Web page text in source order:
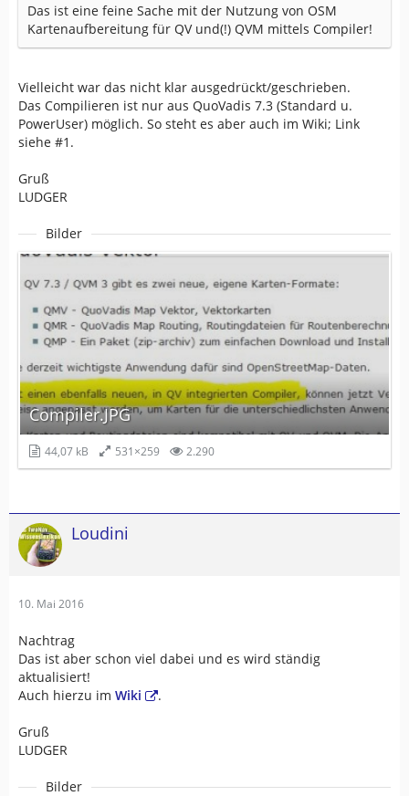
Das ist eine feine Sache mit der Nutzung von OSM
Kartenaufbereitung für QV und(!) QVM mittels Compiler!
Vielleicht war das nicht klar ausgedrückt/geschrieben.
Das Compilieren ist nur aus QuoVadis 7.3 (Standard u.
PowerUser) möglich. So steht es aber auch im Wiki; Link
siehe #1.
Gruß
LUDGER
Bilder
Compiler.JPG
44,07 kB 531×259 2.290
Loudini
10. Mai 2016
Nachtrag
Das ist aber schon viel dabei und es wird ständig
aktualisiert!
Auch hierzu im Wiki .
Gruß
LUDGER
Bilder